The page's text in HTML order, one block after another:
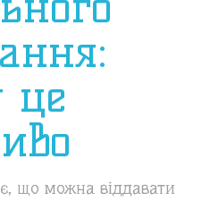
це
що можна віддавати